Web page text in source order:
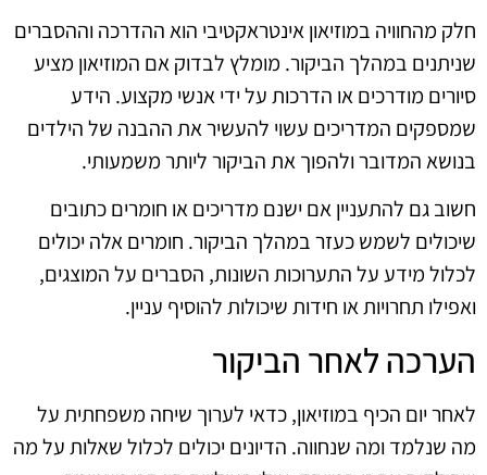
חלק מהחוויה במוזיאון אינטראקטיבי הוא ההדרכה וההסברים
שניתנים במהלך הביקור. מומלץ לבדוק אם המוזיאון מציע
סיורים מודרכים או הדרכות על ידי אנשי מקצוע. הידע
שמספקים המדריכים עשוי להעשיר את ההבנה של הילדים
בנושא המדובר ולהפוך את הביקור ליותר משמעותי.
חשוב גם להתעניין אם ישנם מדריכים או חומרים כתובים
שיכולים לשמש כעזר במהלך הביקור. חומרים אלה יכולים
לכלול מידע על התערוכות השונות, הסברים על המוצגים,
ואפילו תחרויות או חידות שיכולות להוסיף עניין.
הערכה לאחר הביקור
לאחר יום הכיף במוזיאון, כדאי לערוך שיחה משפחתית על
מה שנלמד ומה שנחווה. הדיונים יכולים לכלול שאלות על מה